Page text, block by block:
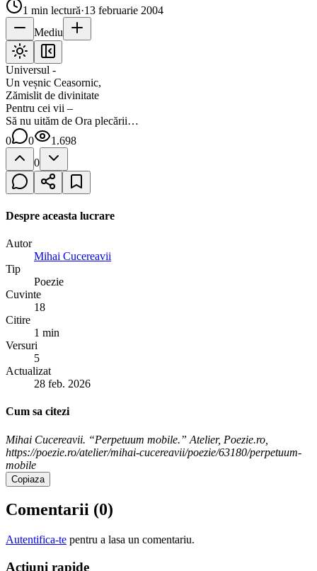
1 min lectură·13 februarie 2004
Mediu
Universul -
Un veșnic Ceasornic,
Zămislit de divinitate
Pentru cei vii –
Să nu uităm de Ora plecării…
0
0
1.698
0
Despre aceasta lucrare
Autor
Mihai Cucereavii
Tip
Poezie
Cuvinte
18
Citire
1 min
Versuri
5
Actualizat
28 feb. 2026
Cum sa citezi
Mihai Cucereavii. “Perpetuum mobile.” Atelier, Poezie.ro,
https://poezie.ro/atelier/mihai-cucereavii/poezie/63180/perpetuum-
mobile
Copiaza
Comentarii (0)
Autentifica-te pentru a lasa un comentariu.
Acțiuni rapide